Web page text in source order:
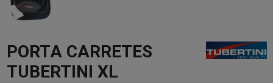
PORTA CARRETES
TUBERTINI XL